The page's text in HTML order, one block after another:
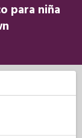
para niña